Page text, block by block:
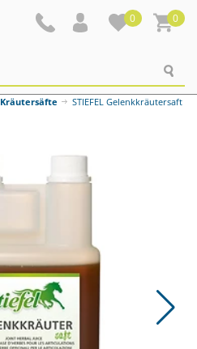
0 0
Kräutersäfte
STIEFEL Gelenkkräutersaft